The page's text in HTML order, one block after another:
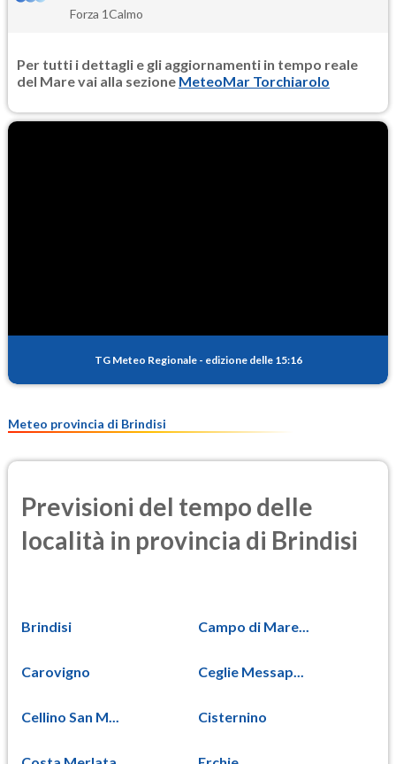
Forza 1Calmo
Per tutti i dettagli e gli aggiornamenti in tempo reale
del Mare vai alla sezione MeteoMar Torchiarolo
TG Meteo Regionale - edizione delle 15:16
Meteo provincia di Brindisi
Previsioni del tempo delle
località in provincia di Brindisi
Brindisi Campo di Mare...
Carovigno Ceglie Messap...
Cellino San M... Cisternino